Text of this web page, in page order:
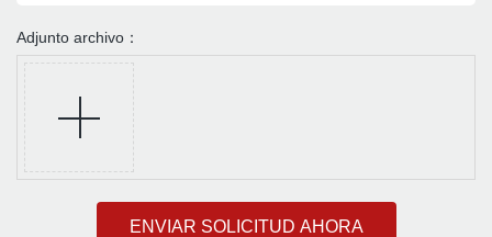
Adjunto archivo：
ENVIAR SOLICITUD AHORA